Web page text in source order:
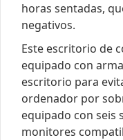
horas sentadas,
negativos.
Este escritorio de
equipado con
escritorio para
ordenador por
equipado con seis
monitores